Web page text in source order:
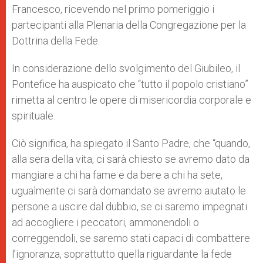
Francesco, ricevendo nel primo pomeriggio i
partecipanti alla Plenaria della Congregazione per la
Dottrina della Fede.
In considerazione dello svolgimento del Giubileo, il
Pontefice ha auspicato che “tutto il popolo cristiano”
rimetta al centro le opere di misericordia corporale e
spirituale.
Ciò significa, ha spiegato il Santo Padre, che “quando,
alla sera della vita, ci sarà chiesto se avremo dato da
mangiare a chi ha fame e da bere a chi ha sete,
ugualmente ci sarà domandato se avremo aiutato le
persone a uscire dal dubbio, se ci saremo impegnati
ad accogliere i peccatori, ammonendoli o
correggendoli, se saremo stati capaci di combattere
l’ignoranza, soprattutto quella riguardante la fede